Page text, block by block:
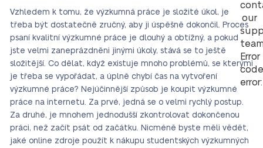
our
Error
code
error:
Vzhledem k tomu, že výzkumná práce je složité úkol, je
třeba být dostatečně zručný, aby ji úspěšně dokončil. Proces
psaní kvalitní výzkumné práce je dlouhý a obtížný, a pokud
jste velmi zaneprázdněni jinými úkoly, stává se to ještě
složitější. Co dělat, když existuje mnoho problémů, se kterými
je třeba se vypořádat, a úplně chybí čas na vytvoření
výzkumné práce? Nejúčinnější způsob je koupit výzkumné
práce na internetu. Za prvé, jedná se o velmi rychlý postup.
Za druhé, je mnohem jednodušší zkontrolovat dokončenou
práci, než začít psát od začátku. Nicméně byste měli vědět,
jaké online zdroje použít k nákupu studentských výzkumných